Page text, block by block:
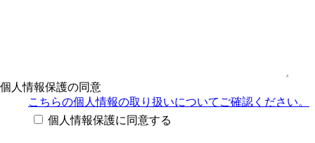
個人情報保護の同意
こちらの個人情報の取り扱いについてご確認ください。
個人情報保護に同意する